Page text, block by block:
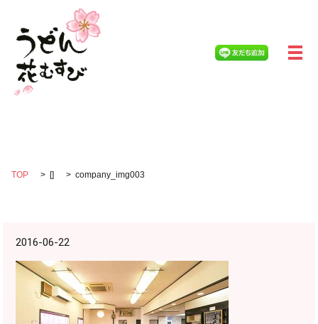
メ
TOP [] company_img003
2016-06-22